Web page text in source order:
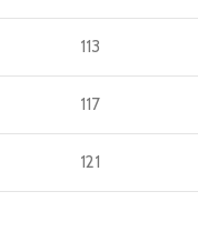
113
117
121